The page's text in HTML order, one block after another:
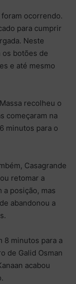
ocorrendo.
para cumprir
Neste
os botões de
e até mesmo
recolheu o
começaram na
minutos para o
Casagrande
retomar a
a posição, mas
abandonou a
8 minutos para a
de Galid Osman
acabou